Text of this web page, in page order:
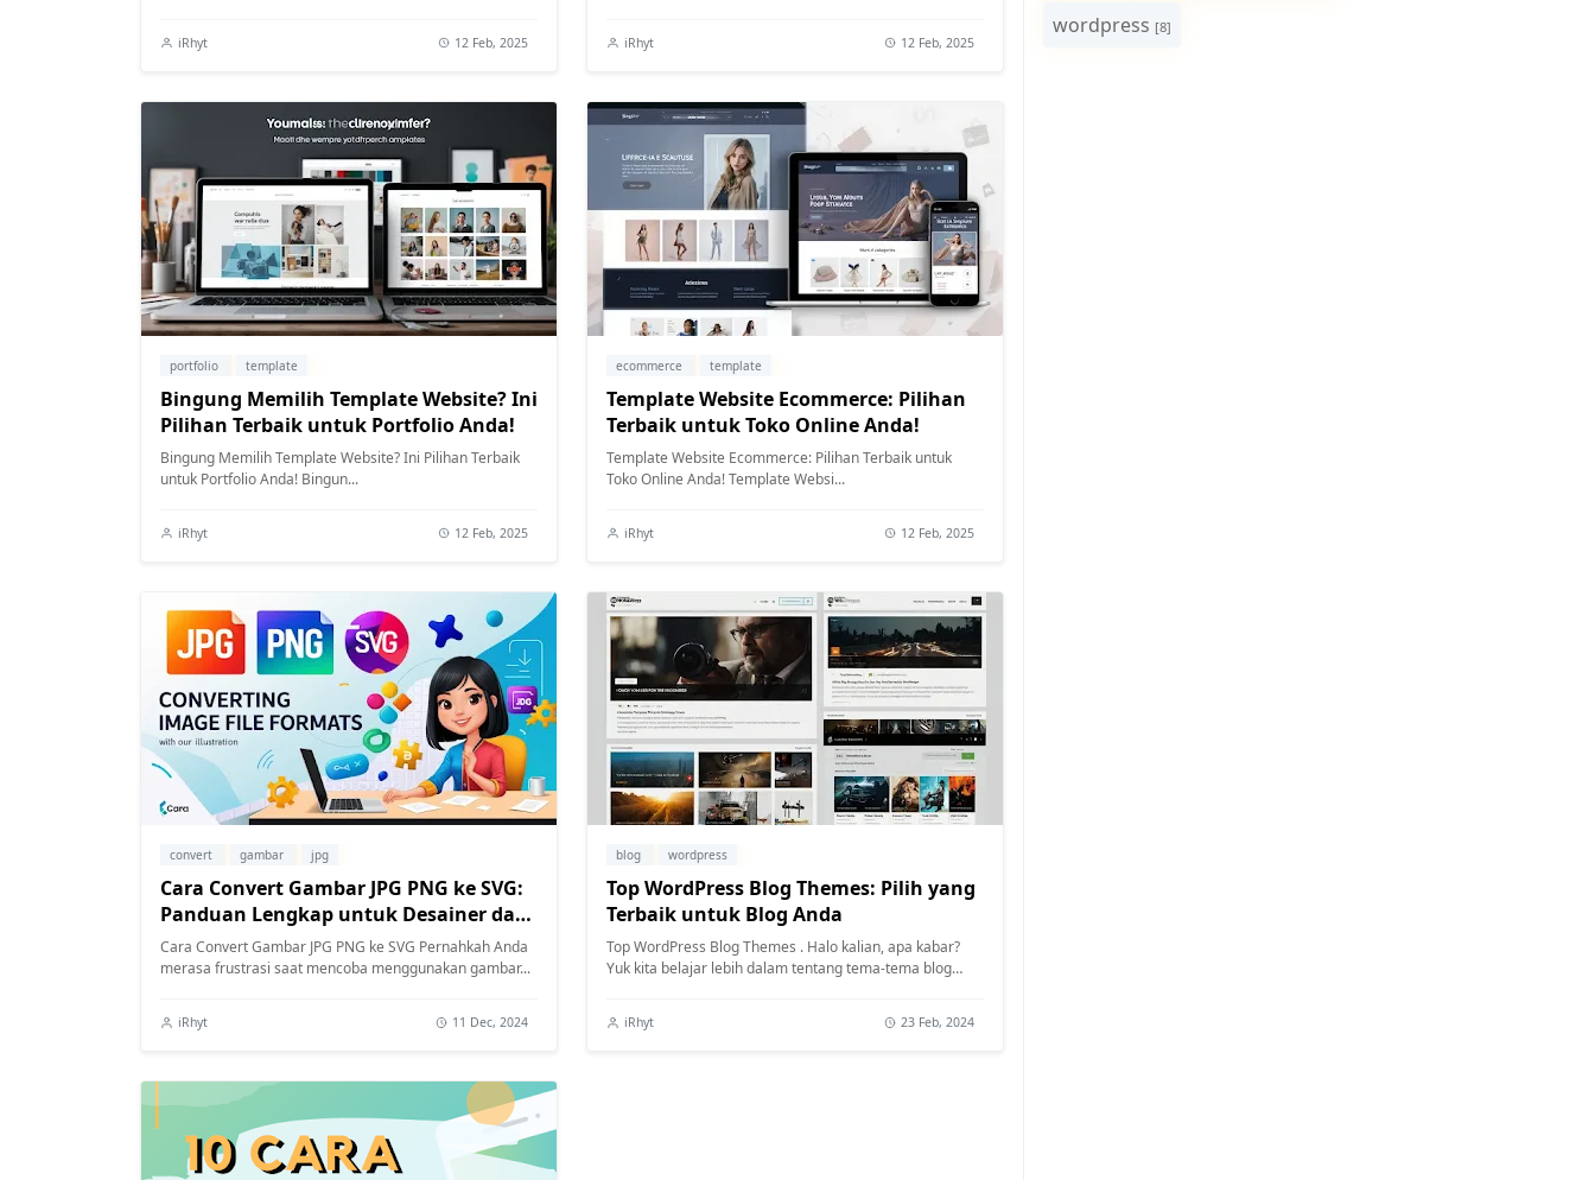
iRhyt 12 Feb, 2025 iRhyt 12 Feb, 2025
portfolio template
Bingung Memilih Template Website? Ini
Pilihan Terbaik untuk Portfolio Anda!
Bingung Memilih Template Website? Ini Pilihan Terbaik
untuk Portfolio Anda! Bingun...
iRhyt 12 Feb, 2025
ecommerce template
Template Website Ecommerce: Pilihan
Terbaik untuk Toko Online Anda!
Template Website Ecommerce: Pilihan Terbaik untuk
Toko Online Anda! Template Websi...
iRhyt 12 Feb, 2025
convert gambar jpg
Cara Convert Gambar JPG PNG ke SVG:
Panduan Lengkap untuk Desainer dan
Pemula
Cara Convert Gambar JPG PNG ke SVG Pernahkah Anda
merasa frustrasi saat mencoba menggunakan gambar...
iRhyt 11 Dec, 2024
blog wordpress
Top WordPress Blog Themes: Pilih yang
Terbaik untuk Blog Anda
Top WordPress Blog Themes . Halo kalian, apa kabar?
Yuk kita belajar lebih dalam tentang tema-tema blog
iRhyt 23 Feb, 2024
wordpress [8]